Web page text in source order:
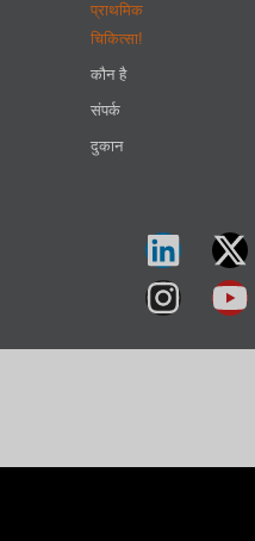
प्राथमिक
चिकित्सा!
कौन है
संपर्क
दुकान